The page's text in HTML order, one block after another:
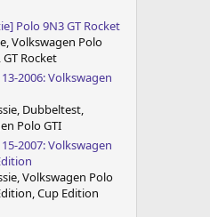
Polo 9N3 GT Rocket
Volkswagen Polo
Rocket
2006: Volkswagen
Dubbeltest,
Polo GTI
2007: Volkswagen
Volkswagen Polo
Cup Edition